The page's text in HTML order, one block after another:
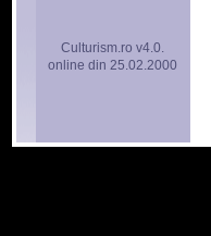
Culturism.ro v4.0.
online din 25.02.2000